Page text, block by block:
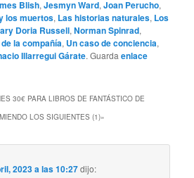
Blish,Jesmyn Ward,Joan Perucho,
los muertos, Las historias naturales, Los
Doria Russell,Norman Spinrad,
la compañía, Un caso de conciencia,
Illarregui Gárate. Guardaenlace
30€ PARA LIBROS DE FANTÁSTICO DE
LOS SIGUIENTES (1)»
2023 a las 10:27dijo: